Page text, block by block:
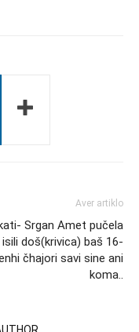
Aver artiklo
Srgan Amet pučela
isili doš(krivica) baš 16-
čhajori savi sine ani
koma..